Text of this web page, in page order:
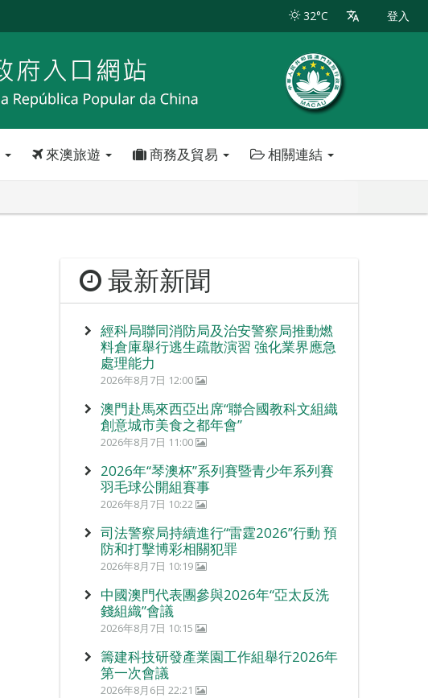
32°C 登入
來澳旅遊 商務及貿易 相關連結
最新新聞
經科局聯同消防局及治安警察局推動燃
料倉庫舉行逃生疏散演習 強化業界應急
處理能力
2026年8月7日 12:00
澳門赴馬來西亞出席“聯合國教科文組織
創意城市美食之都年會”
2026年8月7日 11:00
2026年“琴澳杯”系列賽暨青少年系列賽
羽毛球公開組賽事
2026年8月7日 10:22
司法警察局持續進行“雷霆2026”行動 預
防和打擊博彩相關犯罪
2026年8月7日 10:19
中國澳門代表團參與2026年“亞太反洗
錢組織”會議
2026年8月7日 10:15
籌建科技研發產業園工作組舉行2026年
第一次會議
2026年8月6日 22:21